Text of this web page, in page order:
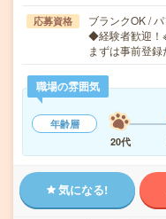
応募資格
ブランクOK /
◆経験者歓迎！
まずは事前登
職場の雰囲気
年齢層
20代
気になる!